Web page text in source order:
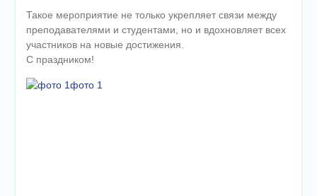
Такое мероприятие не только укрепляет связи между
преподавателями и студентами, но и вдохновляет всех
участников на новые достижения.
С праздником!
фото 1